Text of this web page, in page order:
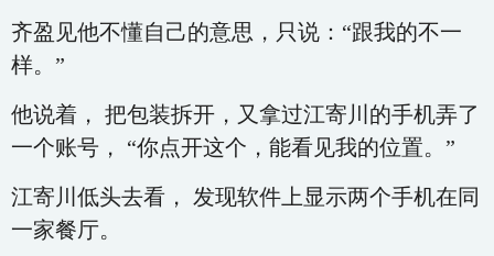
齐盈见他不懂自己的意思，只说：“跟我的不一
样。”
他说着， 把包装拆开，又拿过江寄川的手机弄了
一个账号， “你点开这个，能看见我的位置。”
江寄川低头去看， 发现软件上显示两个手机在同
一家餐厅。